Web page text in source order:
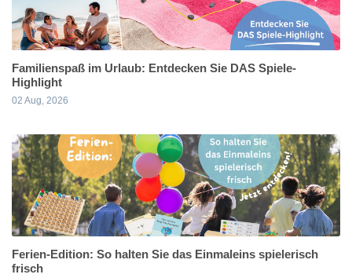
Familienspaß im Urlaub: Entdecken Sie DAS Spiele-
Highlight
02 Aug, 2026
Ferien-Edition: So halten Sie das Einmaleins spielerisch
frisch